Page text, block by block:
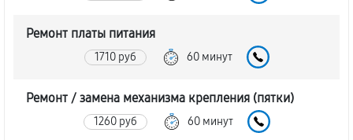
Ремонт платы питания
1710 руб 60 минут
Ремонт / замена механизма крепления (пятки)
1260 руб 60 минут